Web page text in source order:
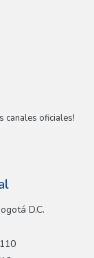
canales oficiales!
D.C.